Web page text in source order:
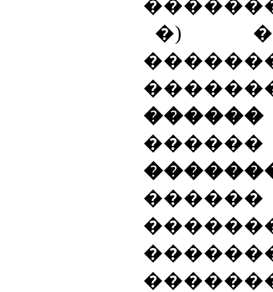
�)
������